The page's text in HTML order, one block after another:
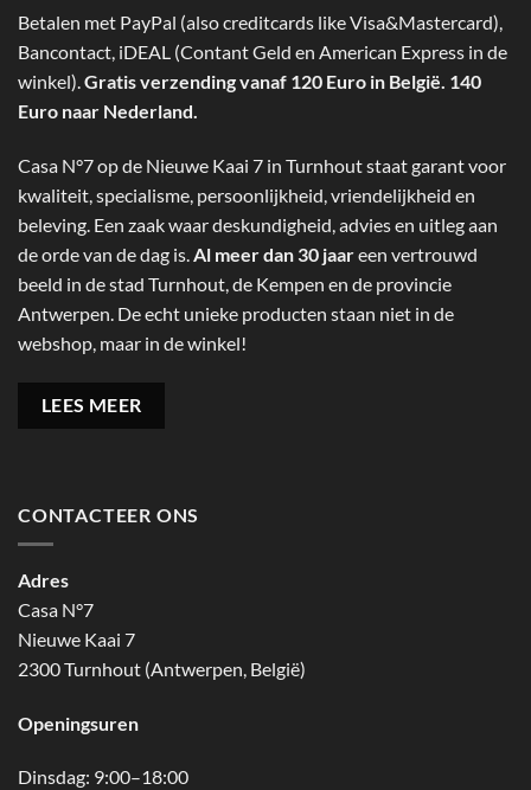
Betalen met PayPal (also creditcards like Visa&Mastercard),
Bancontact, iDEAL (Contant Geld en American Express in de
winkel).Gratis verzending vanaf 120 Euro in België. 140
Euro naar Nederland.
Casa N°7 op de Nieuwe Kaai 7 in Turnhout staat garant voor
kwaliteit, specialisme, persoonlijkheid, vriendelijkheid en
beleving. Een zaak waar deskundigheid, advies en uitleg aan
de orde van de dag is.Al meer dan 30 jaareen vertrouwd
beeld in de stad Turnhout, de Kempen en de provincie
Antwerpen. De echt unieke producten staan niet in de
webshop, maar in de winkel!
LEES MEER
CONTACTEER ONS
Adres
Casa N°7
Nieuwe Kaai 7
2300 Turnhout (Antwerpen, België)
Openingsuren
Dinsdag: 9:00–18:00